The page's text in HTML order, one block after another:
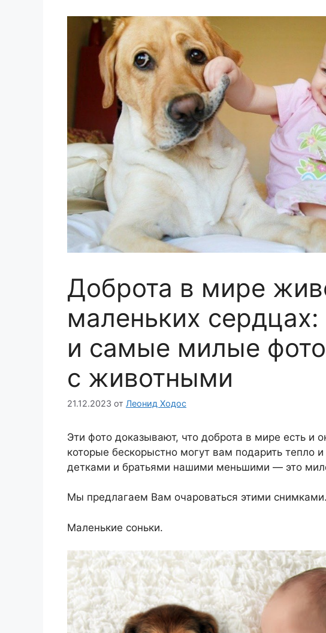
Доброта в мире
маленьких
и самые милые
с животными
21.12.2023 от Леонид Ходос
Эти фото доказывают, что доброта в мире есть и
которые бескорыстно могут вам подарить тепло
детками и братьями нашими меньшими — это
Мы предлагаем Вам очароваться этими снимками.
Маленькие соньки.